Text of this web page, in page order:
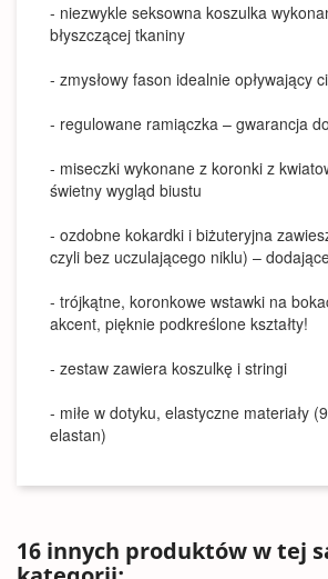
- niezwykle seksowna koszulka
błyszczącej tkaniny
- zmysłowy fason idealnie opływający
- regulowane ramiączka – gwarancja
- miseczki wykonane z koronki z
świetny wygląd biustu
- ozdobne kokardki i biżuteryjna
czyli bez uczulającego niklu) –
- trójkątne, koronkowe wstawki na
akcent, pięknie podkreślone kształty!
- zestaw zawiera koszulkę i stringi
- miłe w dotyku, elastyczne materiały
elastan)
16 innych produktów w tej